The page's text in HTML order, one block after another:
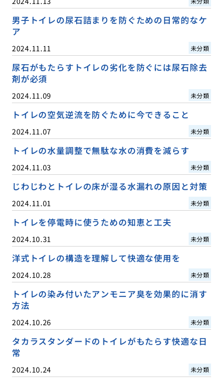
男子トイレの尿石詰まりを防ぐための日常的なケ
ア
2024.11.11 未分類
尿石がもたらすトイレの劣化を防ぐには尿石除去
剤が必須
2024.11.09 未分類
トイレの空気逆流を防ぐために今できること
2024.11.07 未分類
トイレの水量調整で無駄な水の消費を減らす
2024.11.03 未分類
じわじわとトイレの床が湿る水漏れの原因と対策
2024.11.01 未分類
トイレを停電時に使うための知恵と工夫
2024.10.31 未分類
洋式トイレの構造を理解して快適な使用を
2024.10.28 未分類
トイレの染み付いたアンモニア臭を効果的に消す
方法
2024.10.26 未分類
タカラスタンダードのトイレがもたらす快適な日
常
2024.10.24 未分類